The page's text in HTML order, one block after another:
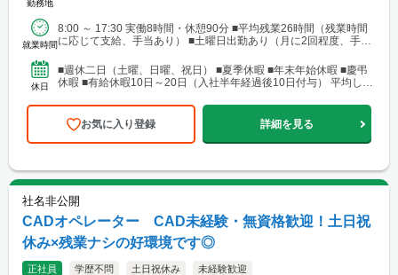
勤務地
就業時間
8:00 ～ 17:30 実働8時間・休憩90分 ■平均残業26時間（残業時間
に応じて支給、手当あり） ■土曜日出勤あり（月に2回程度、手当
休日
■週休二日（土曜、日曜、祝日） ■夏季休暇 ■年末年始休暇 ■慶弔
休暇 ■有給休暇10日～20日（入社半年経過後10日付与） 平均して
お気に入り登録 詳細を見る
社名非公開
CADオペレーター CAD未経験・無資格歓迎！土日祝
休み×残業ナシの好環境です◎
正社員 学歴不問 土日祝休み 未経験歓迎